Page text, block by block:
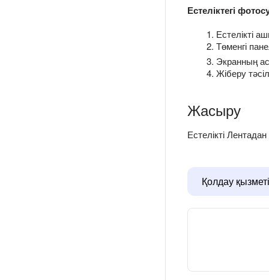
Естеліктегі
Естелікті
Төменгі
Экранның
Жіберу
Жасыру
Естелікті
Қолдау